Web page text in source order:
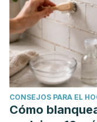
CONSEJOS PARA EL
Cómo